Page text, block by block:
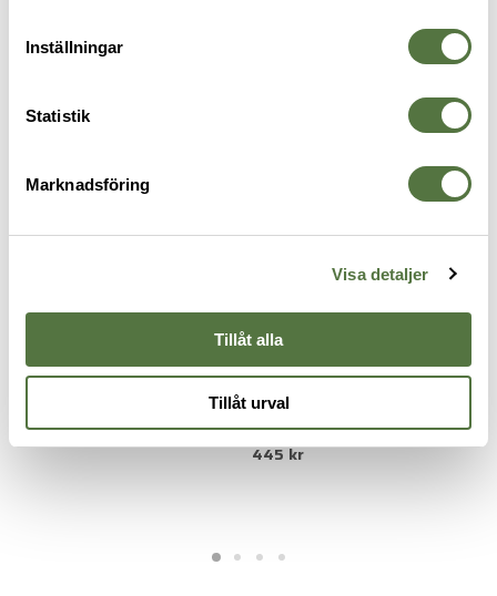
Inställningar
Statistik
Marknadsföring
Visa detaljer
Tillåt alla
Tillåt urval
MAGPUL
325 kr
LBX TACTICAL
3" Large Open Window Pouch
Wolf
445 kr